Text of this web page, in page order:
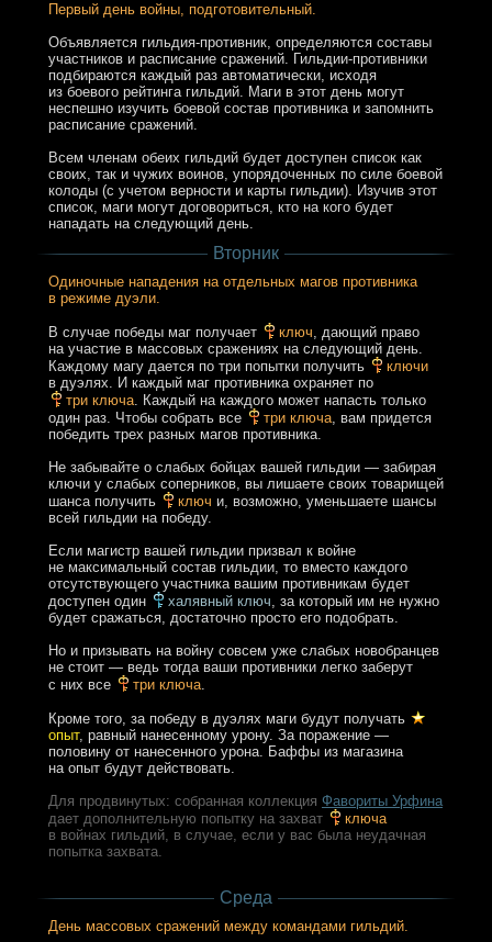
Первый день войны, подготовительный.
Объявляется гильдия-противник, определяются составы
участников и расписание сражений. Гильдии-противники
подбираются каждый раз автоматически, исходя
из боевого рейтинга гильдий. Маги в этот день могут
неспешно изучить боевой состав противника и запомнить
расписание сражений.
Всем членам обеих гильдий будет доступен список как
своих, так и чужих воинов, упорядоченных по силе боевой
колоды (с учетом верности и карты гильдии). Изучив этот
список, маги могут договориться, кто на кого будет
нападать на следующий день.
Вторник
Одиночные нападения на отдельных магов противника
в режиме дуэли.
В случае победы маг получает ключ, дающий право
на участие в массовых сражениях на следующий день.
Каждому магу дается по три попытки получить
ключи
в дуэлях. И каждый маг противника охраняет по
три ключа. Каждый на каждого может напасть только
один раз. Чтобы собрать все
три ключа, вам придется
победить трех разных магов противника.
Не забывайте о слабых бойцах вашей гильдии — забирая
ключи у слабых соперников, вы лишаете своих товарищей
шанса получить
ключ и, возможно, уменьшаете шансы
всей гильдии на победу.
Если магистр вашей гильдии призвал к войне
не максимальный состав гильдии, то вместо каждого
отсутствующего участника вашим противникам будет
доступен один
халявный ключ, за который им не нужно
будет сражаться, достаточно просто его подобрать.
Но и призывать на войну совсем уже слабых новобранцев
не стоит — ведь тогда ваши противники легко заберут
с них все
три ключа.
Кроме того, за победу в дуэлях маги будут получать
опыт, равный нанесенному урону. За поражение —
половину от нанесенного урона. Баффы из магазина
на опыт будут действовать.
Для продвинутых: собранная коллекция Фавориты Урфина
дает дополнительную попытку на захват
ключа
в войнах гильдий, в случае, если у вас была неудачная
попытка захвата.
Среда
День массовых сражений между командами гильдий.